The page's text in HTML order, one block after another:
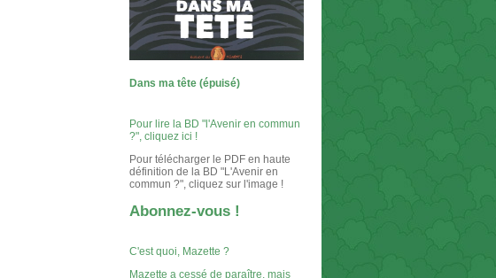
Dans ma tête (épuisé)
Pour lire la BD "l'Avenir en commun
?", cliquez ici !
Pour télécharger le PDF en haute
définition de la BD "L'Avenir en
commun ?", cliquez sur l'image !
Abonnez-vous !
C'est quoi, Mazette ?
Mazette a cessé de paraître, mais